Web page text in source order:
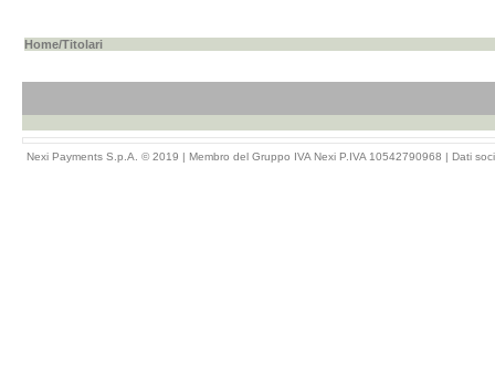
Home/Titolari
Nexi Payments S.p.A. © 2019 | Membro del Gruppo IVA Nexi P.IVA 10542790968 | Dati